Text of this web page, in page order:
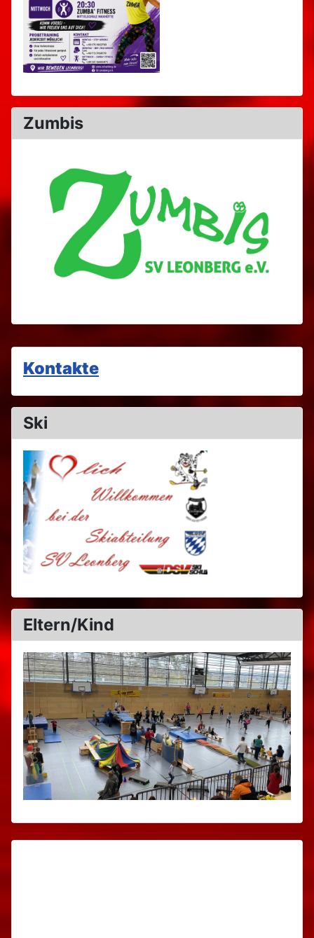
Kontakte
Ski
Eltern/Kind
Zumbis